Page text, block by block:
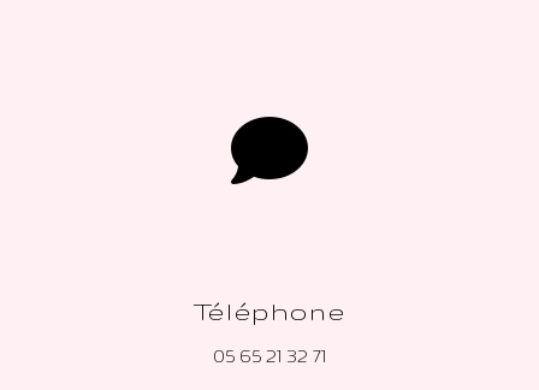
Téléphone
05 65 21 32 71